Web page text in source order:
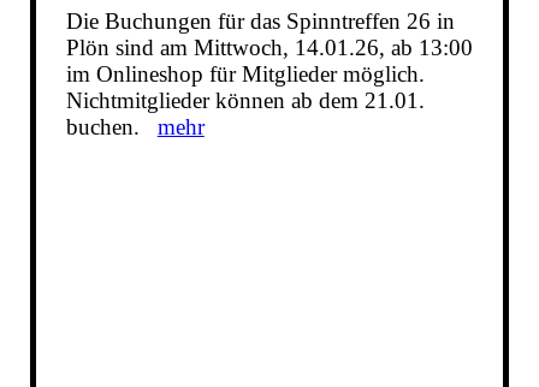
Die Buchungen für das Spinntreffen 26 in
Plön sind am Mittwoch, 14.01.26, ab 13:00
im Onlineshop für Mitglieder möglich.
Nichtmitglieder können ab dem 21.01.
buchen. mehr